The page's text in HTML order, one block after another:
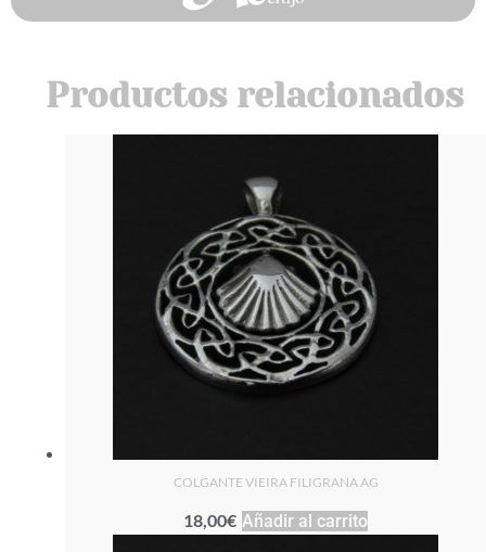
Productos relacionados
COLGANTE VIEIRA FILIGRANA AG
18,00€ Añadir al carrito